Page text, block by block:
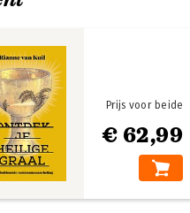
€ 62,99
Prijs voor beide